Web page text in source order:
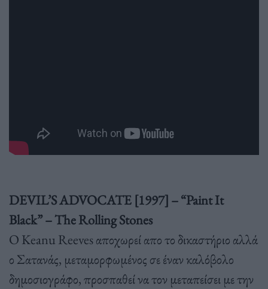
DEVIL’S ADVOCATE [1997] – “Paint It
Black” – The Rolling Stones
Ο Keanu Reeves αποχωρεί απο το δικαστήριο αλλά
ο Σατανάς, μεταμορφωμένος σε έναν καλόβολο
δημοσιογράφο, προσπαθεί να τον μεταπείσει με την